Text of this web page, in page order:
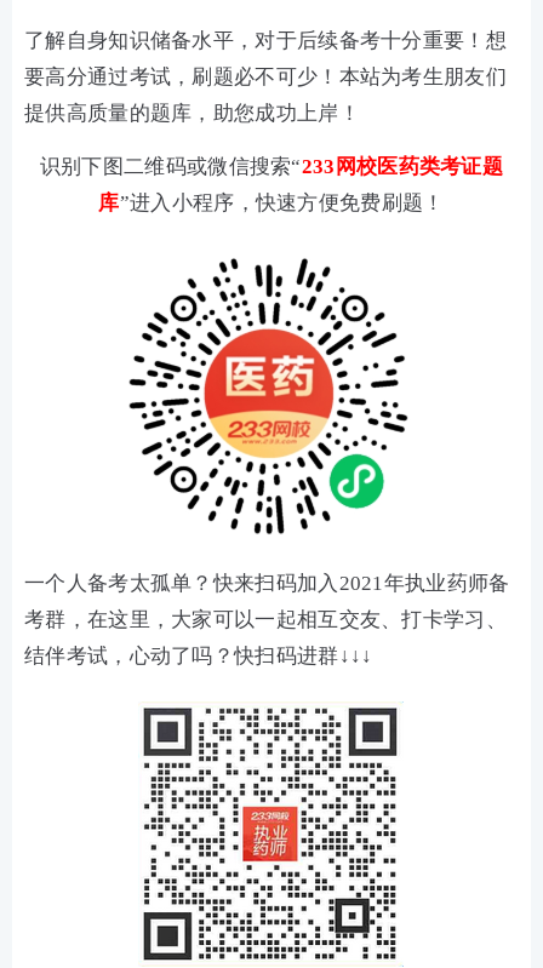
了解自身知识储备水平，对于后续备考十分重要！想
要高分通过考试，刷题必不可少！本站为考生朋友们
提供高质量的题库，助您成功上岸！
识别下图二维码或微信搜索“233网校医药类考证题
库”进入小程序，快速方便免费刷题！
一个人备考太孤单？快来扫码加入2021年执业药师备
考群，在这里，大家可以一起相互交友、打卡学习、
结伴考试，心动了吗？快扫码进群↓↓↓